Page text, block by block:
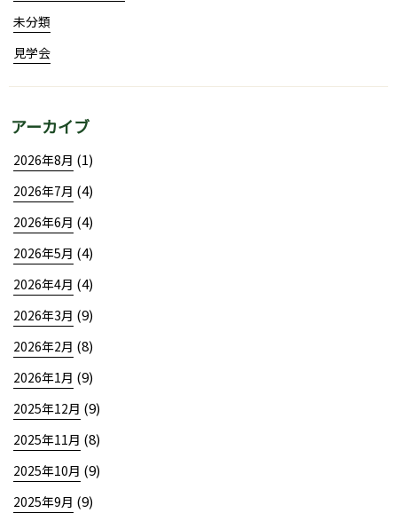
未分類
見学会
アーカイブ
2026年8月 (1)
2026年7月 (4)
2026年6月 (4)
2026年5月 (4)
2026年4月 (4)
2026年3月 (9)
2026年2月 (8)
2026年1月 (9)
2025年12月 (9)
2025年11月 (8)
2025年10月 (9)
2025年9月 (9)